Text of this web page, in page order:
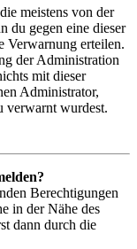
meistens von der
du gegen eine dieser
Verwarnung erteilen.
der Administration
mit dieser
Administrator,
verwarnt wurdest.
Berechtigungen
in der Nähe des
dann durch die